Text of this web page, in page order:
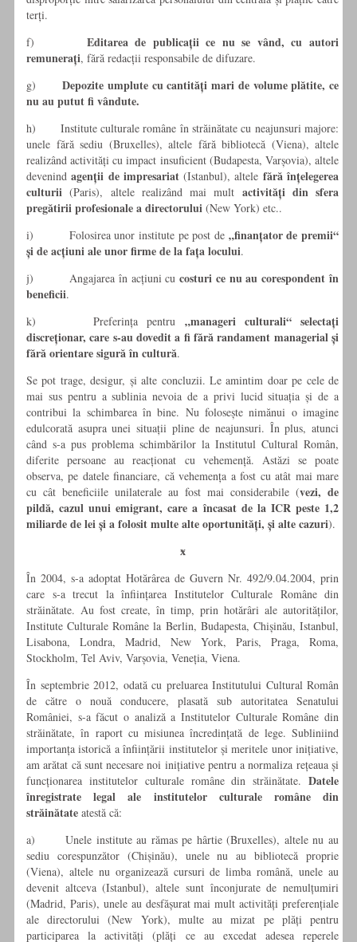
terți.
f) Editarea de publicații ce nu se vând, cu autori
remunerați, fără redacții responsabile de difuzare.
g)Depozite umplute cu cantități mari de volume plătite, ce
nu au putut fi vândute.
h) Institute culturale române în străinătate cu neajunsuri majore:
unele fără sediu (Bruxelles), altele fără bibliotecă (Viena), altele
realizând activități cu impact insuficient (Budapesta, Varșovia), altele
devenindagenții de impresariat(Istanbul), altele fără înțelegerea
culturii (Paris), altele realizând mai mult activități din sfera
pregătirii profesionale a directorului (New York) etc..
i) Folosirea unor institute pe post de „finanțator de premii“
și de acțiuni ale unor firme de la fața locului.
j) Angajarea în acțiuni cucosturi ce nu au corespondent în
beneficii.
k) Preferința pentru „manageri culturali“ selectați
discreționar, care s-au dovedit a fi fără randament managerial și
fără orientare sigurăîn cultură.
Se pot trage, desigur, și alte concluzii. Le amintim doar pe cele de
mai sus pentru a sublinia nevoia de a privi lucid situația și de a
contribui la schimbarea în bine. Nu folosește nimănui o imagine
edulcorată asupra unei situații pline de neajunsuri. În plus, atunci
când s-a pus problema schimbărilor la Institutul Cultural Român,
diferite persoane au reacționat cu vehemență. Astăzi se poate
observa, pe datele financiare, că vehemența a fost cu atât mai mare
cu cât beneficiile unilaterale au fost mai considerabile (vezi, de
pildă, cazul unui emigrant, care a încasat de la ICR peste 1,2
miliarde de lei și a folosit multe alte oportunități, și alte cazuri).
ӿ
În 2004, s-a adoptat Hotărârea de Guvern Nr. 492/9.04.2004, prin
care s-a trecut la înființarea Institutelor Culturale Române din
străinătate. Au fost create, în timp, prin hotărâri ale autorităților,
Institute Culturale Române la Berlin, Budapesta, Chișinău, Istanbul,
Lisabona, Londra, Madrid, New York, Paris, Praga, Roma,
Stockholm, Tel Aviv, Varșovia, Veneția, Viena.
În septembrie 2012, odată cu preluarea Institutului Cultural Român
de către o nouă conducere, plasată sub autoritatea Senatului
României, s-a făcut o analiză a Institutelor Culturale Române din
străinătate, în raport cu misiunea încredințată de lege. Subliniind
importanța istorică a înființării institutelor și meritele unor inițiative,
am arătat că sunt necesare noi inițiative pentru a normaliza rețeaua și
funcționarea institutelor culturale române din străinătate. Datele
înregistrate legal ale institutelor culturale române din
străinătate atestă că:
a) Unele institute au rămas pe hârtie (Bruxelles), altele nu au
sediu corespunzător (Chișinău), unele nu au bibliotecă proprie
(Viena), altele nu organizează cursuri de limba română, unele au
devenit altceva (Istanbul), altele sunt înconjurate de nemulțumiri
(Madrid, Paris), unele au desfășurat mai mult activități preferențiale
ale directorului (New York), multe au mizat pe plăți pentru
participarea la activități (plăți ce au excedat adesea reperele